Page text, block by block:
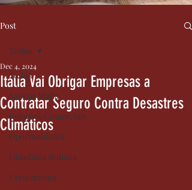
Post
Todos
Saiu na Mídia
Relações Comerciais
Oportunidades
Cidadania Italiana
Crescimento
Todos
Itália Vai Obrigar Empresas a
Contratar Seguro Contra Desastres
Climáticos
Dec 4, 2024